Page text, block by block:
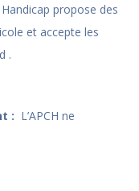
propose des
et accepte les
.
: L’APCH ne